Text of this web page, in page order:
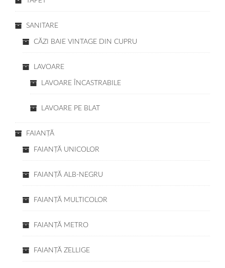
SANITARE
CĂZI BAIE VINTAGE DIN CUPRU
LAVOARE
LAVOARE ÎNCASTRABILE
LAVOARE PE BLAT
FAIANŢĂ
FAIANŢĂ UNICOLOR
FAIANŢĂ ALB-NEGRU
FAIANŢĂ MULTICOLOR
FAIANŢĂ METRO
FAIANŢĂ ZELLIGE